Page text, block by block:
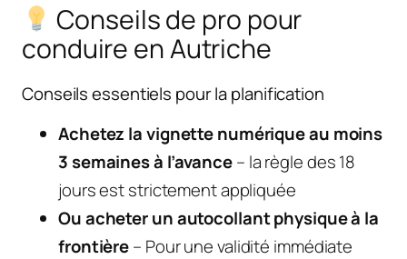
Conseils de pro pour
conduire en Autriche
Conseils essentiels pour la planification
Achetez la vignette numérique au moins
3 semaines à l’avance– la règle des 18
jours est strictement appliquée
Ou acheter un autocollant physique à la
frontière– Pour une validité immédiate